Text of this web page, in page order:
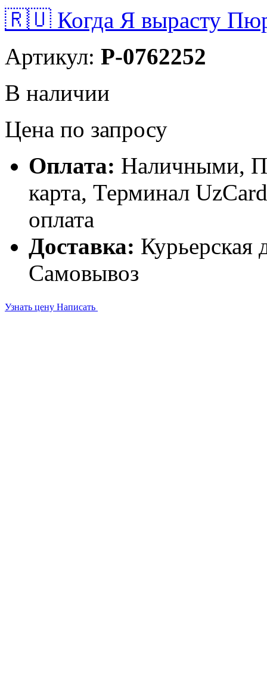
🇷🇺 Когда Я вырасту
Артикул: P-0762252
В наличии
Цена по запросу
Оплата: Наличными,
карта, Терминал
оплата
Доставка: Курьерская
Самовывоз
Узнать цену Написать